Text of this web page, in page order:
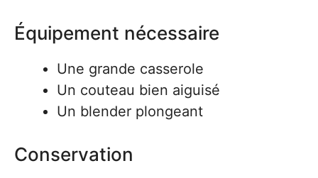
Équipement nécessaire
Une grande casserole
Un couteau bien aiguisé
Un blender plongeant
Conservation